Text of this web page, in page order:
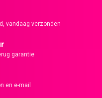
vandaag verzonden
garantie
en e-mail